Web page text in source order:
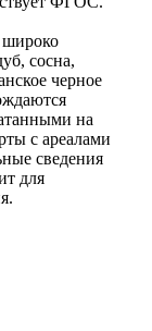
широко
сосна,
черное
на
с ареалами
сведения
для